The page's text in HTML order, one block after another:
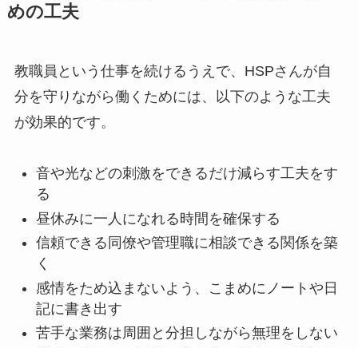
めの工夫
教職員という仕事を続けるうえで、HSPさんが自
分を守りながら働くためには、以下のような工夫
が効果的です。
音や光などの刺激をできるだけ減らす工夫をす
る
昼休みに一人になれる時間を確保する
信頼できる同僚や管理職に相談できる関係を築
く
感情をため込まないよう、こまめにノートや日
記に書き出す
苦手な業務は周囲と分担しながら無理をしない